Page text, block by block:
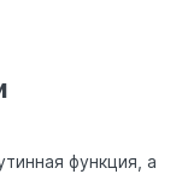
функция, а